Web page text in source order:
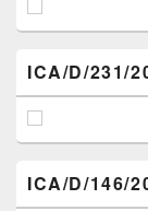
ICA/D/231/
ICA/D/146/